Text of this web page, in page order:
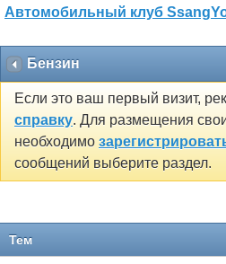
Автомобильный клуб
Бензин
Если это ваш первый визит,
справку. Для размещения
необходимо
сообщений выберите раздел.
Тем